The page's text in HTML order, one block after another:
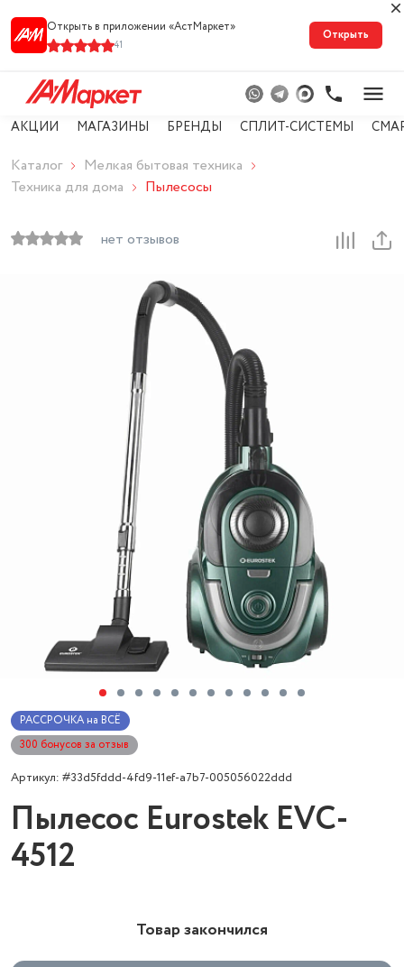
Открыть в приложении «АстМарке‪т‬»
41
Открыть
АКЦИИ МАГАЗИНЫ БРЕНДЫ СПЛИТ-СИСТЕМЫ
Каталог
Мелкая бытовая техника
Техника для дома
Пылесосы
нет отзывов
РАССРОЧКА на ВСЁ
300 бонусов за отзыв
Артикул: #33d5fddd-4fd9-11ef-a7b7-005056022ddd
Пылесос Eurostek EVC-
4512
Товар закончился